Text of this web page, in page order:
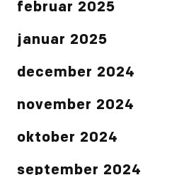
februar 2025
januar 2025
december 2024
november 2024
oktober 2024
september 2024